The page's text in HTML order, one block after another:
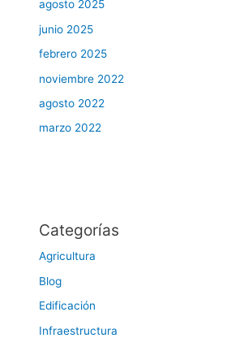
agosto 2025
junio 2025
febrero 2025
noviembre 2022
agosto 2022
marzo 2022
Categorías
Agricultura
Blog
Edificación
Infraestructura